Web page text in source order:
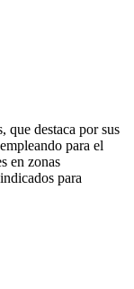
que destaca por sus
para el
en zonas
para